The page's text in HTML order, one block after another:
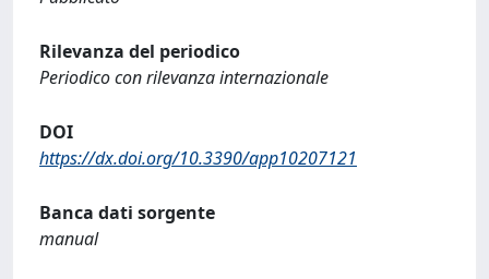
Rilevanza del periodico
Periodico con rilevanza internazionale
DOI
https://dx.doi.org/10.3390/app10207121
Banca dati sorgente
manual